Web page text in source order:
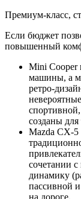
Премиум-класс,
Если бюджет
повышенный
Mini Cooper
машины, а
ретро-
созданы для
Mazda CX-5
сочетании
динамику
пассивной
на дороге.